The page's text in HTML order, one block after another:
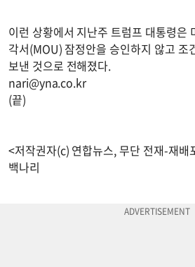
이런 상황에서 지난주 트럼프 대통령은
각서(MOU) 잠정안을 승인하지 않고 조
보낸 것으로 전해졌다.
nari@yna.co.kr
(끝)
<저작권자(c) 연합뉴스, 무단 전재-재배
백나리